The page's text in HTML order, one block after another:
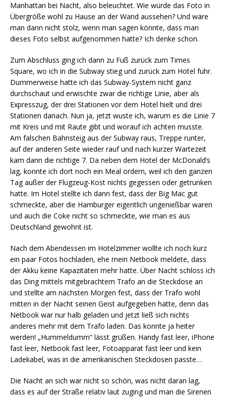
Manhattan bei Nacht, also beleuchtet. Wie würde das Foto in
Übergröße wohl zu Hause an der Wand aussehen? Und wäre
man dann nicht stolz, wenn man sagen könnte, dass man
dieses Foto selbst aufgenommen hatte? Ich denke schon.
Zum Abschluss ging ich dann zu Fuß zurück zum Times
Square, wo ich in die Subway stieg und zurück zum Hotel fuhr.
Dummerweise hatte ich das Subway-System nicht ganz
durchschaut und erwischte zwar die richtige Linie, aber als
Expresszug, der drei Stationen vor dem Hotel hielt und drei
Stationen danach. Nun ja, jetzt wuste ich, warum es die Linie 7
mit Kreis und mit Raute gibt und worauf ich achten musste.
Am falschen Bahnsteig aus der Subway raus, Treppe runter,
auf der anderen Seite wieder rauf und nach kurzer Wartezeit
kam dann die richtige 7. Da neben dem Hotel der McDonald’s
lag, konnte ich dort noch ein Meal ordern, weil ich den ganzen
Tag außer der Flugzeug-Kost nichts gegessen oder getrunken
hatte. Im Hotel stellte ich dann fest, dass der Big Mac gut
schmeckte, aber die Hamburger eigentlich ungenießbar waren
und auch die Coke nicht so schmeckte, wie man es aus
Deutschland gewohnt ist.
Nach dem Abendessen im Hotelzimmer wollte ich noch kurz
ein paar Fotos hochladen, ehe mein Netbook meldete, dass
der Akku keine Kapazitäten mehr hatte. Über Nacht schloss ich
das Ding mittels mitgebrachtem Trafo an die Steckdose an
und stellte am nächsten Morgen fest, dass der Trafo wohl
mitten in der Nacht seinen Geist aufgegeben hatte, denn das
Netbook war nur halb geladen und jetzt ließ sich nichts
anderes mehr mit dem Trafo laden. Das konnte ja heiter
werden! „Hummeldumm“ lässt grüßen. Handy fast leer, iPhone
fast leer, Netbook fast leer, Fotoapparat fast leer und kein
Ladekabel, was in die amerikanischen Steckdosen passte…
Die Nacht an sich war nicht so schön, was nicht daran lag,
dass es auf der Straße relativ laut zuging und man die Sirenen